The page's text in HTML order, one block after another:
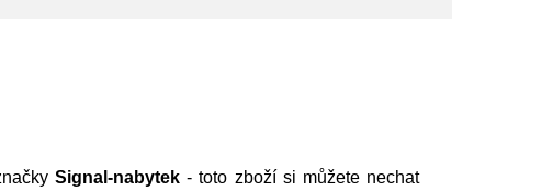
Signal-nabytek - toto zboží si můžete nechat